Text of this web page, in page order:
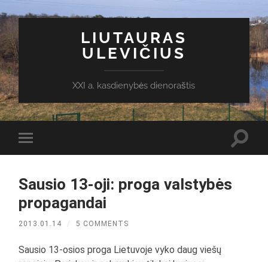
LIUTAURAS
ULEVIČIUS
XXI a. kasdienybės dienoraštis
Toggle
mobile
Sausio 13-oji: proga valstybės
propagandai
2013.01.14 / 5 COMMENTS
Sausio 13-osios proga Lietuvoje vyko daug viešų